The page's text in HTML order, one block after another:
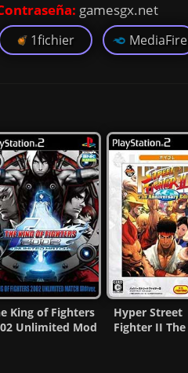
gamesgx.net
1fichier MediaFire
King of Fighters
Unlimited Mod
Hyper Street
Fighter II The